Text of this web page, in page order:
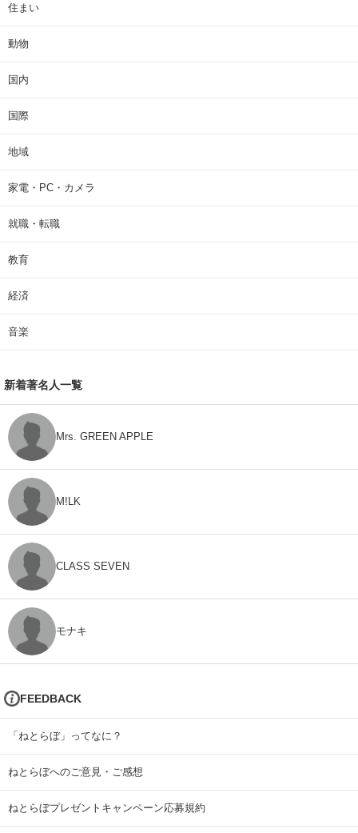
住まい
動物
国内
国際
地域
家電・PC・カメラ
就職・転職
教育
経済
音楽
新着著名人一覧
Mrs. GREEN APPLE
M!LK
CLASS SEVEN
モナキ
FEEDBACK
「ねとらぼ」ってなに？
ねとらぼへのご意見・ご感想
ねとらぼプレゼントキャンペーン応募規約